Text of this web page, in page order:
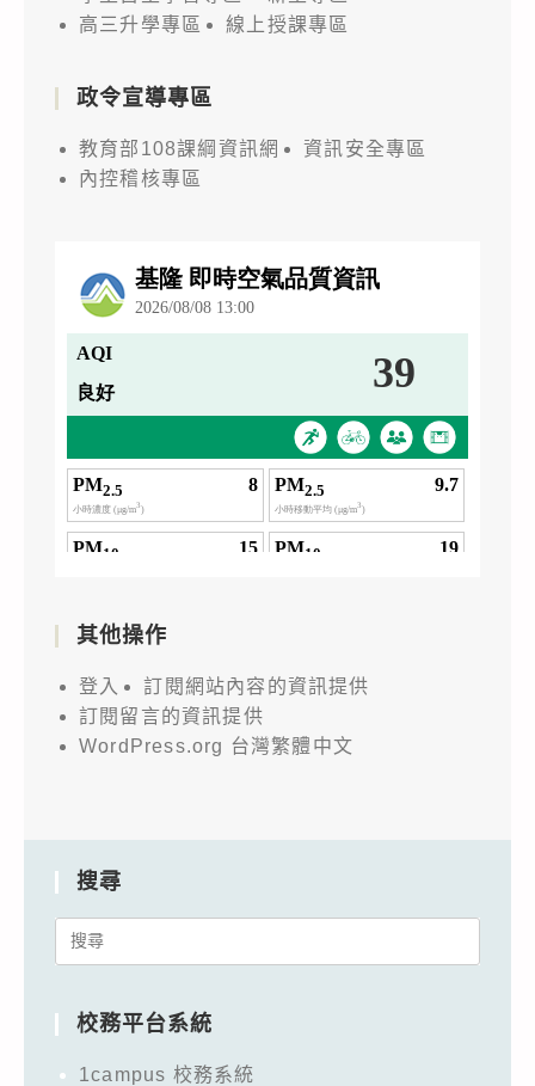
高三升學專區
線上授課專區
政令宣導專區
教育部108課綱資訊網
資訊安全專區
內控稽核專區
其他操作
登入
訂閱網站內容的資訊提供
訂閱留言的資訊提供
WordPress.org 台灣繁體中文
搜尋
Search
校務平台系統
1campus 校務系統